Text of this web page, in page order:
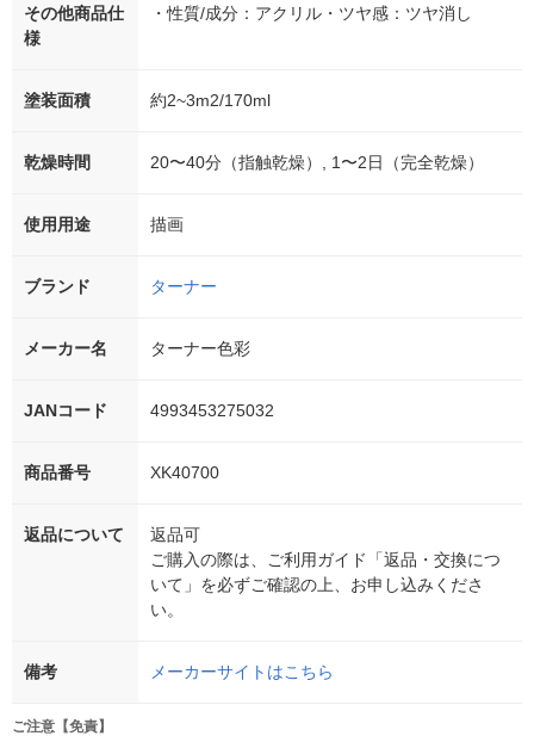
その他商品仕
様
・性質/成分：アクリル・ツヤ感：ツヤ消し
塗装面積 約2~3m2/170ml
乾燥時間 20〜40分（指触乾燥）, 1〜2日（完全乾燥）
使用用途 描画
ブランド ターナー
メーカー名 ターナー色彩
JANコード 4993453275032
商品番号 XK40700
返品について
返品可
ご購入の際は、ご利用ガイド「返品・交換につ
いて」を必ずご確認の上、お申し込みくださ
い。
備考 メーカーサイトはこちら
ご注意【免責】